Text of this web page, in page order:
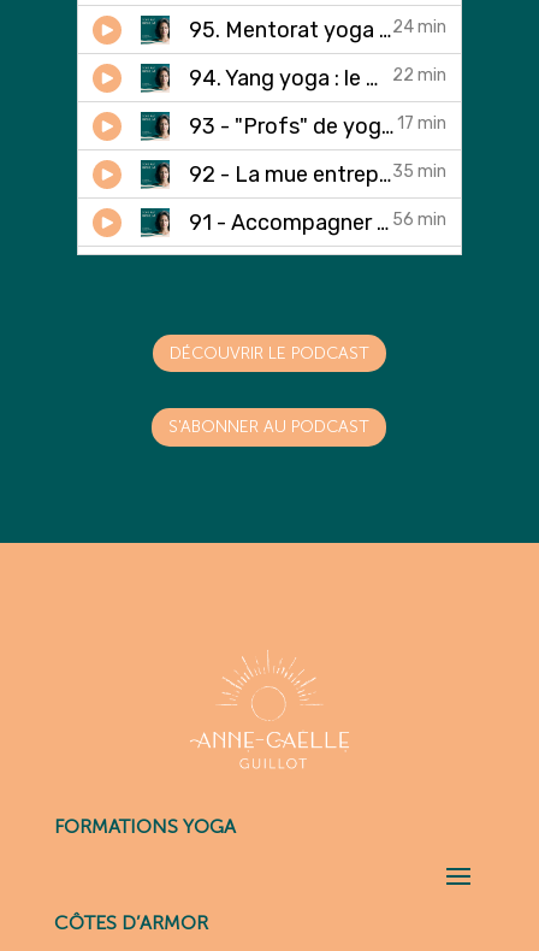
DÉCOUVRIR LE PODCAST
S'ABONNER AU PODCAST
FORMATIONS YOGA
CÔTES D’ARMOR